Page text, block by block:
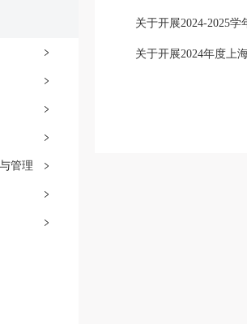
管理
关于开展2024-2025
关于开展2024年度上